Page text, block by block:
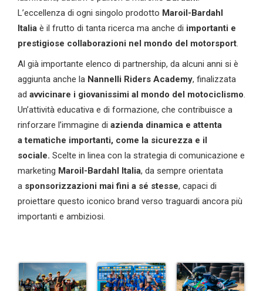
L’eccellenza di ogni singolo prodotto Maroil-Bardahl
Italia è il frutto di tanta ricerca ma anche di importanti e
prestigiose collaborazioni nel mondo del motorsport.
Al già importante elenco di partnership, da alcuni anni si è
aggiunta anche la Nannelli Riders Academy, finalizzata
ad avvicinare i giovanissimi al mondo del motociclismo.
Un’attività educativa e di formazione, che contribuisce a
rinforzare l’immagine di azienda dinamica e attenta
a tematiche importanti, come la sicurezza e il
sociale. Scelte in linea con la strategia di comunicazione e
marketing Maroil-Bardahl Italia, da sempre orientata
a sponsorizzazioni mai fini a sé stesse, capaci di
proiettare questo iconico brand verso traguardi ancora più
importanti e ambiziosi.